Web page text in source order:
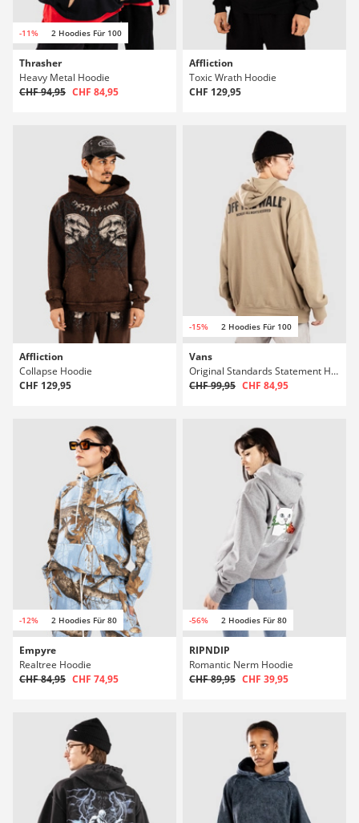
-11% 2 Hoodies Für 100
Thrasher
Heavy Metal Hoodie
CHF 94,95 CHF 84,95
Affliction
Toxic Wrath Hoodie
CHF 129,95
Affliction
Collapse Hoodie
CHF 129,95
-15% 2 Hoodies Für 100
Vans
Original Standards Statement Hoodie
CHF 99,95 CHF 84,95
-12% 2 Hoodies Für 80
Empyre
Realtree Hoodie
CHF 84,95 CHF 74,95
-56% 2 Hoodies Für 80
RIPNDIP
Romantic Nerm Hoodie
CHF 89,95 CHF 39,95